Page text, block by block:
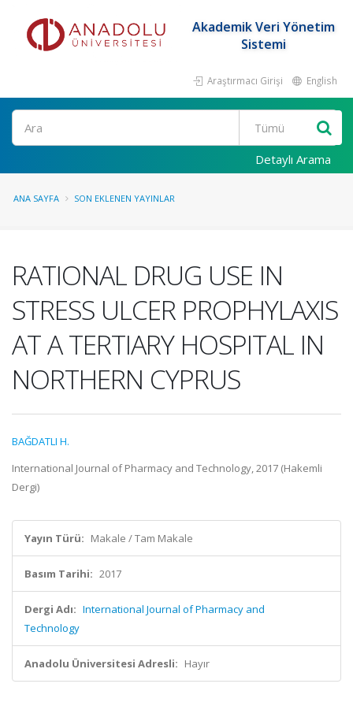
Akademik Veri Yönetim
Sistemi
Araştırmacı Girişi English
Ara
Detaylı Arama
ANA SAYFA SON EKLENEN YAYINLAR
RATIONAL DRUG USE IN
STRESS ULCER PROPHYLAXIS
AT A TERTIARY HOSPITAL IN
NORTHERN CYPRUS
BAĞDATLI H.
International Journal of Pharmacy and Technology, 2017 (Hakemli
Dergi)
Yayın Türü: Makale / Tam Makale
Basım Tarihi: 2017
Dergi Adı: International Journal of Pharmacy and
Technology
Anadolu Üniversitesi Adresli: Hayır